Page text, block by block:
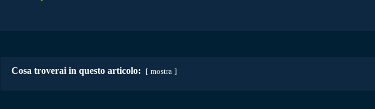
Cosa troverai in questo articolo: mostra